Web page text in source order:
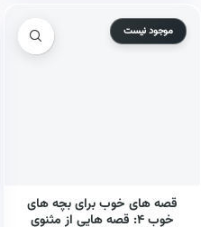
موجود نیست
قصه های خوب برای بچه های
خوب ۴: قصه هایی از مثنوی